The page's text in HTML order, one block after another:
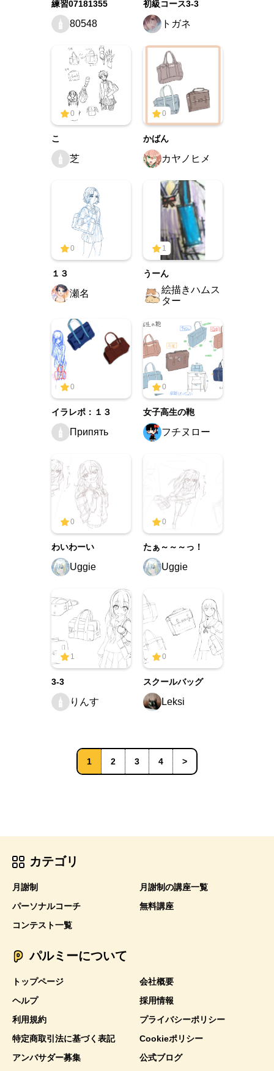
練習07181355
80548
初級コース3-3
トガネ
0
こ
芝
0
かばん
カヤノヒメ
0
１３
瀬名
1
うーん
絵描きハムス
ター
0
イラレポ：１３
Припять
0
女子高生の鞄
フチヌロー
0
わいわーい
Uggie
0
たぁ～～～っ！
Uggie
1
3-3
りんす
0
スクールバッグ
Leksi
1 2 3 4 >
カテゴリ
月謝制
月謝制の講座一覧
パーソナルコーチ
無料講座
コンテスト一覧
パルミーについて
トップページ
会社概要
ヘルプ
採用情報
利用規約
プライバシーポリシー
特定商取引法に基づく表記
Cookieポリシー
アンバサダー募集
公式ブログ